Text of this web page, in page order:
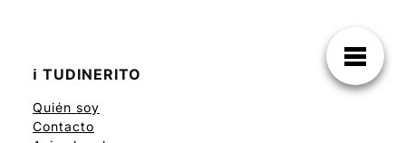
ℹ️ TUDINERITO
Quién soy
Contacto